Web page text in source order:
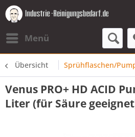
Menü
Übersicht Sprühflaschen/
Venus PRO+ HD ACID
Liter (für Säure